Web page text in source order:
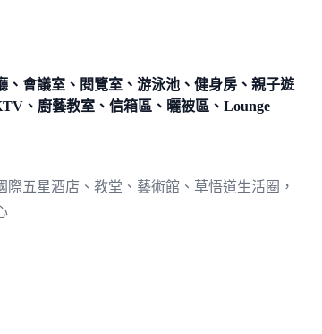
、會議室、閱覽室、游泳池、健身房、親子遊
、廚藝教室、信箱區、曬被區、Lounge
五星酒店、教堂、藝術館、草悟道生活圈，